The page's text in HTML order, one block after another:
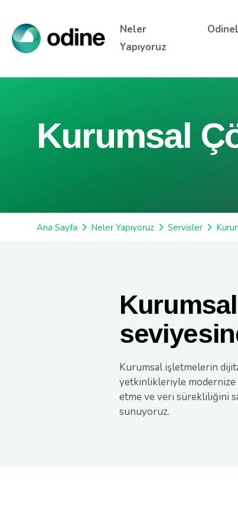
Neler
Yapıyoruz
Kurumsal
Ana Sayfa Neler Yapıyoruz Servisler
Kurumsal işletmelerin
yetkinlikleriyle
etme ve veri sürekliliğini
sunuyoruz.